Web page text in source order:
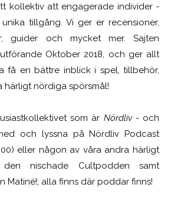
kollektiv att engagerade individer -
tillgång. Vi ger er recensioner,
guider och mycket mer. Sajten
Oktober 2018, och ger allt
få en bättre inblick i spel, tillbehör,
härligt nördiga spörsmål!
som är Nördliv- och
och lyssna på Nördliv Podcast
eller någon av våra andra härligt
nischade Cultpodden samt
Matiné!; alla finns där poddar finns!